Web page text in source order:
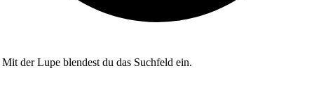
Mit der Lupe blendest du das Suchfeld ein.